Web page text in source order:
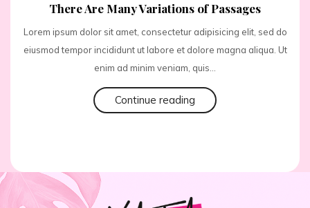
There Are Many Variations of Passages
Lorem ipsum dolor sit amet, consectetur adipisicing elit, sed do
eiusmod tempor incididunt ut labore et dolore magna aliqua. Ut
enim ad minim veniam, quis...
Continue reading